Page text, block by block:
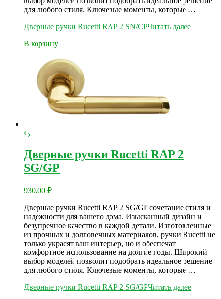
для любого стиля. Ключевые моменты, которые …
Дверные ручки Rucetti RAP 2 SN/CPЧитать далее
В корзину
⇆
Дверные ручки Rucetti RAP 2
SG/GP
930,00 ₽
Дверные ручки Rucetti RAP 2 SG/GP сочетание стиля и
надежности для вашего дома. Изысканный дизайн и
безупречное качество в каждой детали. Изготовленные
из прочных и долговечных материалов, ручки Rucetti не
только украсят ваш интерьер, но и обеспечат
комфортное использование на долгие годы. Широкий
выбор моделей позволит подобрать идеальное решение
для любого стиля. Ключевые моменты, которые …
Дверные ручки Rucetti RAP 2 SG/GPЧитать далее